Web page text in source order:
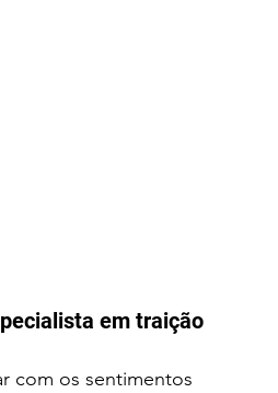
em traição
com os sentimentos